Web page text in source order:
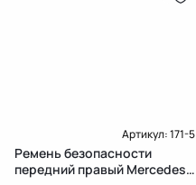
Артикул:171-5
Ремень безопасности
передний правый Mercedes-